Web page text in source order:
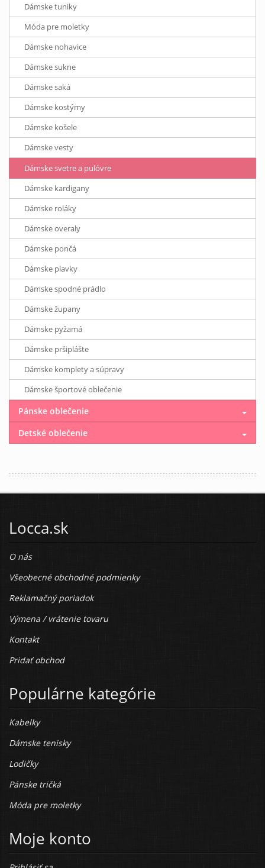
Dámske tuniky
Móda pre moletky
Dámske nohavice
Dámske sukne
Dámske saká
Dámske kostýmy
Dámske košele
Dámske vesty
Dámske svetre a pulóvre
Dámske kardigany
Dámske roláky
Dámske overaly
Dámske pončá
Dámske plavky
Dámske spodné prádlo
Dámske župany
Dámske pyžamá
Dámske pršiplášte
Dámske komplety a súpravy
Dámske športové oblečenie
Pánske oblečenie
Detské oblečenie
Locca.sk
O nás
Všeobecné obchodné podmienky
Reklamačný poriadok
Výmena / vrátenie tovaru
Kontakt
Pridať obchod
Populárne kategórie
Kabelky
Dámske tenisky
Lodičky
Pánske tričká
Móda pre moletky
Moje konto